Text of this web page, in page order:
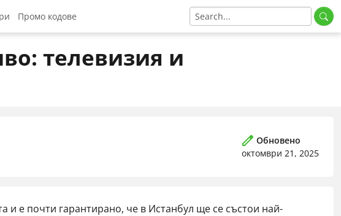
приложения
Промо кодове
Winbet бонус код
телевизия и
Обновено
октомври 21, 2025
и е почти гарантирано, че в Истанбул ще се състои най-